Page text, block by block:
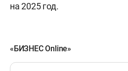
на 2025 год.
«БИЗНЕС Online»